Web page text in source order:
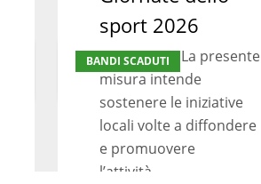
BANDI SCADUTI
sport 2026
Descrizione La presente
misura intende
sostenere le iniziative
locali volte a diffondere
e promuovere
l’attività…